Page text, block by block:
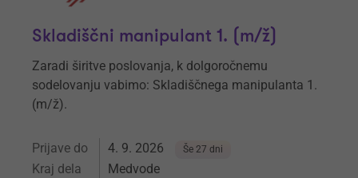
Skladiščni manipulant 1. (m/ž)
Zaradi širitve poslovanja, k dolgoročnemu
sodelovanju vabimo: Skladiščnega manipulanta 1.
(m/ž).
Prijave do 4. 9. 2026 Še 27 dni
Kraj dela Medvode